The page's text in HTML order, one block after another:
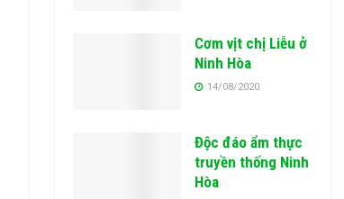
Cơm vịt chị Liễu ở
Ninh Hòa
14/08/2020
Độc đáo ẩm thực
truyền thống Ninh
Hòa